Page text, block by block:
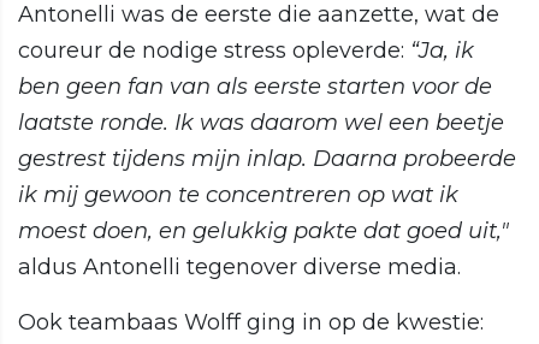
Antonelli was de eerste die aanzette, wat de
coureur de nodige stress opleverde: “Ja, ik
ben geen fan van als eerste starten voor de
laatste ronde. Ik was daarom wel een beetje
gestrest tijdens mijn inlap. Daarna probeerde
ik mij gewoon te concentreren op wat ik
moest doen, en gelukkig pakte dat goed uit,"
aldus Antonelli tegenover diverse media.
Ook teambaas Wolff ging in op de kwestie: